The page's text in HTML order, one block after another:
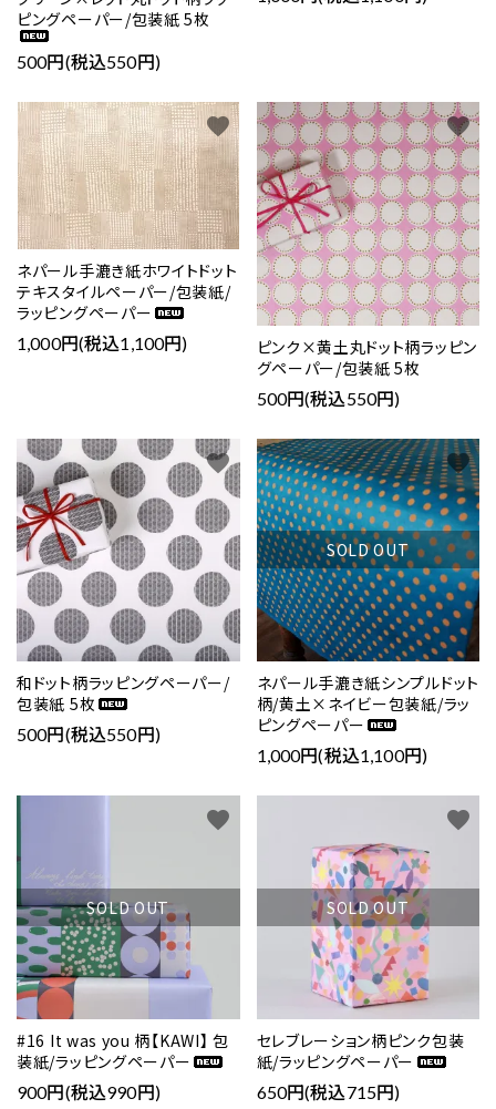
ピングペーパー/包装紙 5枚
500円(税込550円)
ネパール手漉き紙ホワイトドット
テキスタイルペーパー/包装紙/
ラッピングペーパー
1,000円(税込1,100円)
favorite
ピンク×黄土丸ドット柄ラッピン
グペーパー/包装紙 5枚
500円(税込550円)
favorite
和ドット柄ラッピングペーパー/
包装紙 5枚
500円(税込550円)
favorite
SOLD OUT
ネパール手漉き紙シンプルドット
柄/黄土×ネイビー包装紙/ラッ
ピングペーパー
1,000円(税込1,100円)
favorite
SOLD OUT
#16 It was you 柄【KAWI】 包
装紙/ラッピングペーパー
900円(税込990円)
favorite
SOLD OUT
セレブレーション柄ピンク包装
紙/ラッピングペーパー
650円(税込715円)
favorite
検索する